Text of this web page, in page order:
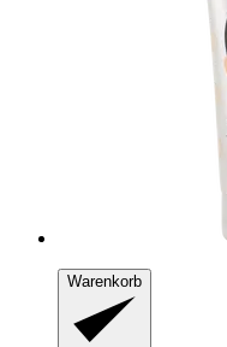
Warenkorb